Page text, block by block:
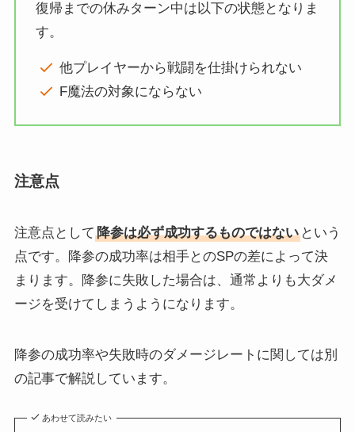
復帰までの休みターン中は以下の状態となりま
す。
他プレイヤーから戦闘を仕掛けられない
F魔法の対象にならない
注意点
注意点として 降参は必ず成功するものではないという
点です。降参の成功率は相手とのSPの差によって決
まります。降参に失敗した場合は、通常よりも大ダメ
ージを受けてしまうようになります。
降参の成功率や失敗時のダメージレートに関しては別
の記事で解説しています。
あわせて読みたい